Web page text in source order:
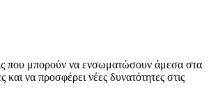
που μπορούν να ενσωματώσουν άμεσα στα
να προσφέρει νέες δυνατότητες στις